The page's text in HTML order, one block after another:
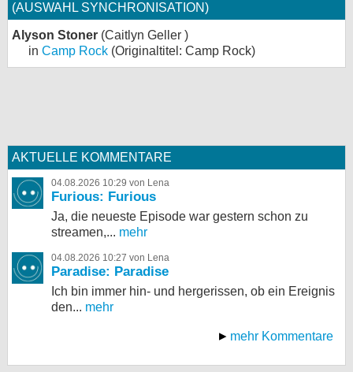
(AUSWAHL SYNCHRONISATION)
Alyson Stoner (Caitlyn Geller )
in Camp Rock (Originaltitel: Camp Rock)
AKTUELLE KOMMENTARE
04.08.2026 10:29 von Lena
Furious: Furious
Ja, die neueste Episode war gestern schon zu
streamen,... mehr
04.08.2026 10:27 von Lena
Paradise: Paradise
Ich bin immer hin- und hergerissen, ob ein Ereignis
den... mehr
mehr Kommentare